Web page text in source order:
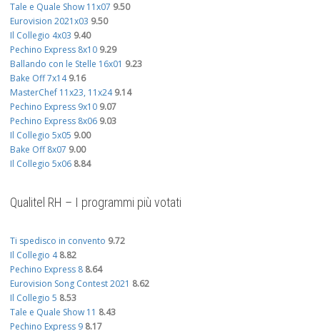
Tale e Quale Show 11x07 9.50
Eurovision 2021x03 9.50
Il Collegio 4x03 9.40
Pechino Express 8x10 9.29
Ballando con le Stelle 16x01 9.23
Bake Off 7x14 9.16
MasterChef 11x23, 11x24 9.14
Pechino Express 9x10 9.07
Pechino Express 8x06 9.03
Il Collegio 5x05 9.00
Bake Off 8x07 9.00
Il Collegio 5x06 8.84
Qualitel RH – I programmi più votati
Ti spedisco in convento 9.72
Il Collegio 4 8.82
Pechino Express 8 8.64
Eurovision Song Contest 2021 8.62
Il Collegio 5 8.53
Tale e Quale Show 11 8.43
Pechino Express 9 8.17